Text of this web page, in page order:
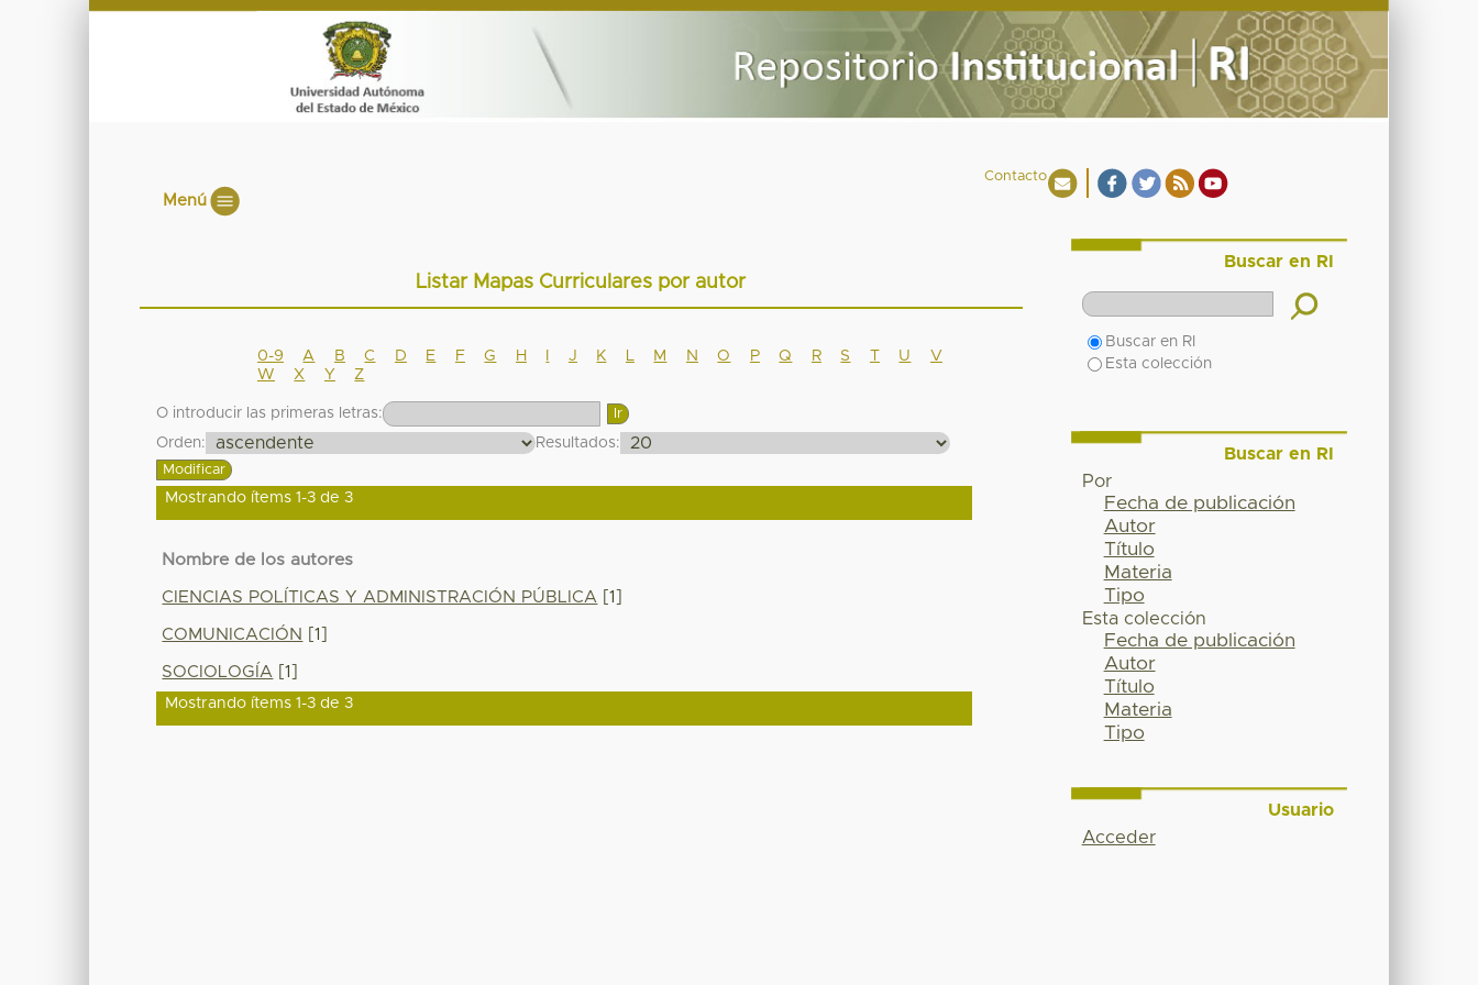
Contacto
Menú
Listar Mapas Curriculares por autor
0-9 A B C D E F G H J K M N O P Q R S T U
V
W
X Y Z
O introducir las primeras letras:
Orden:
Resultados:
Mostrando ítems 1-3 de 3
Nombre de los autores
CIENCIAS POLÍTICAS Y ADMINISTRACIÓN PÚBLICA [1]
COMUNICACIÓN [1]
SOCIOLOGÍA [1]
Mostrando ítems 1-3 de 3
Buscar en RI
Buscar en RI
Esta colección
Buscar en RI
Por
Fecha de publicación
Autor
Título
Materia
Tipo
Esta colección
Fecha de publicación
Autor
Título
Materia
Tipo
Usuario
Acceder